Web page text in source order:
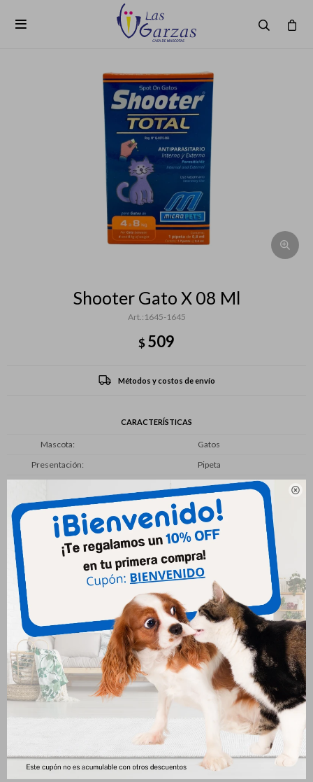


Shooter Gato X 08 Ml
1645-1645
$509
Métodos y costos de envío
CARACTERÍSTICAS
Mascota
Gatos
Presentación
Pipeta
Productos que te pueden interesar
Shooter Gato X 04 Ml
Bravecto Mensual 4.5kg A
10kg